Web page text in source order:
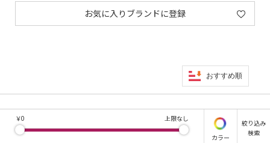
お気に入りブランドに登録
おすすめ順
￥0 上限なし
カラー
絞り込み
検索